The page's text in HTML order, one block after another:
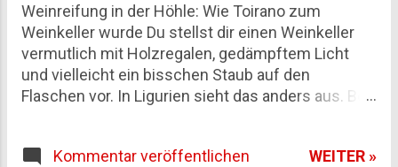
Weinreifung in der Höhle: Wie Toirano zum
Weinkeller wurde Du stellst dir einen Weinkeller
vermutlich mit Holzregalen, gedämpftem Licht
und vielleicht ein bisschen Staub auf den
Flaschen vor. In Ligurien sieht das anders aus. Bei
tief im Innern eines Karstmassivs – zwischen
Kommentar veröffentlichen WEITER »